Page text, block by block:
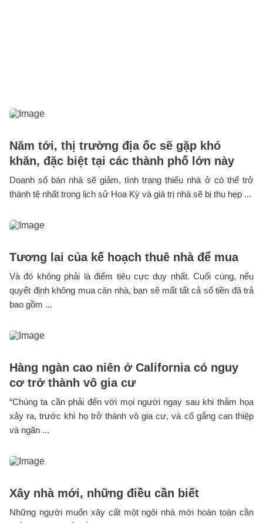
Năm tới, thị trường địa ốc sẽ gặp khó
khăn, đặc biệt tại các thành phố lớn này
Doanh số bán nhà sẽ giảm, tình trạng thiếu nhà ở có thể trở
thành tệ nhất trong lịch sử Hoa Kỳ và giá trị nhà sẽ bị thu hẹp ...
Tương lai của kế hoạch thuê nhà để mua
Và đó không phải là điểm tiêu cực duy nhất. Cuối cùng, nếu
quyết định không mua căn nhà, bạn sẽ mất tất cả số tiền đã trả
bao gồm ...
Hàng ngàn cao niên ở California có nguy
cơ trở thành vô gia cư
“Chúng ta cần phải đến với mọi người ngay sau khi thảm họa
xảy ra, trước khi họ trở thành vô gia cư, và cố gắng can thiệp
và ngăn ...
Xây nhà mới, những điều cần biết
Những người muốn xây cất một ngôi nhà mới hoàn toàn cần